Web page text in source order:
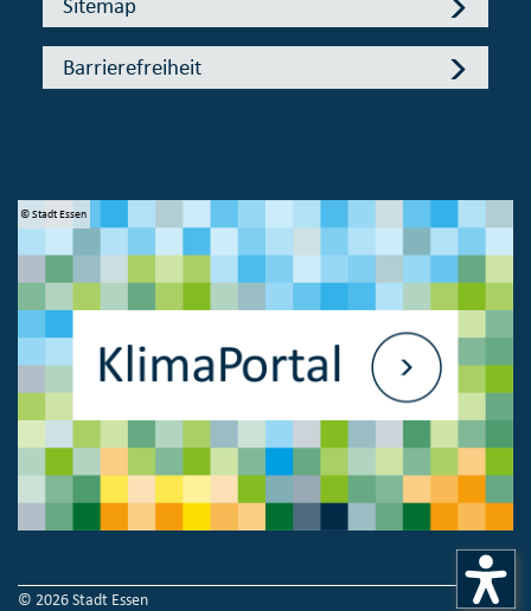
Barrierefreiheit
© Stadt Essen
© 2026 Stadt Essen